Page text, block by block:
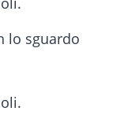
lo sguardo